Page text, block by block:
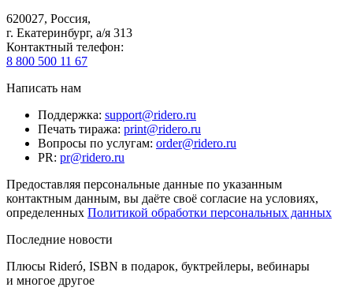
620027, Россия,
г. Екатеринбург, а/я 313
Контактный телефон:
8 800 500 11 67
Написать нам
Поддержка: support@ridero.ru
Печать тиража: print@ridero.ru
Вопросы по услугам: order@ridero.ru
PR: pr@ridero.ru
Предоставляя персональные данные по указанным
контактным данным, вы даёте своё согласие на условиях,
определенных Политикой обработки персональных данных
Последние новости
Плюсы Rideró, ISBN в подарок, буктрейлеры, вебинары
и многое другое